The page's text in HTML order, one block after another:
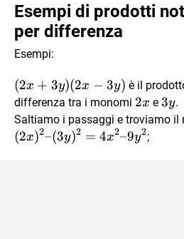
Esempi di prodotti
per differenza
Esempi:
(2x
+
3y)
(2x-
(2x + 3y)(2x − 3y) è il
differenza tra i monomi 2x
2x e 3y
3y.
Saltiamo i passaggi e troviamo il
(2x)2–(3y)2 = 4x2–9y2;